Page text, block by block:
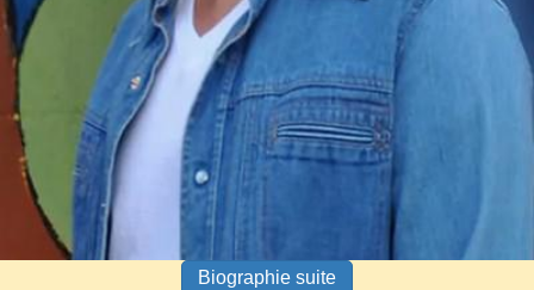
Biographie suite